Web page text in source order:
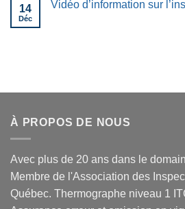
14
Déc
Vidéo d’information sur
À PROPOS DE NOUS
Avec plus de 20 ans dans le
Membre de l'Association des
Québec. Thermographe niveau 1